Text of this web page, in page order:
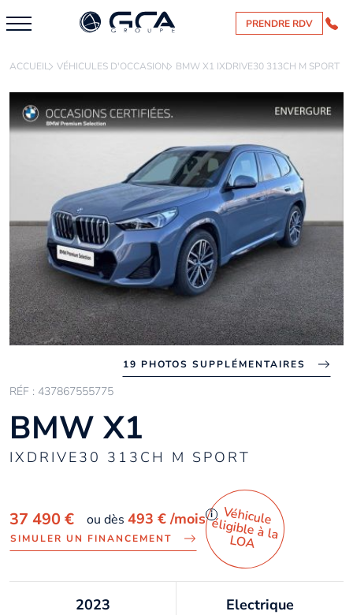
PRENDRE RDV
ACCUEIL VÉHICULES D'OCCASION BMW X1 IXDRIVE30 313CH M SPORT
19 PHOTOS SUPPLÉMENTAIRES
RÉF : 437867555775
BMW X1
IXDRIVE30 313CH M SPORT
37 490 € ou dès 493 €/mois i
SIMULER UN FINANCEMENT
Véhicule
éligible à la
LO
A
2023 Electrique